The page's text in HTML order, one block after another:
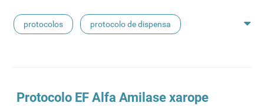
protocolos protocolo de dispensa
Protocolo EF Alfa Amilase xarope